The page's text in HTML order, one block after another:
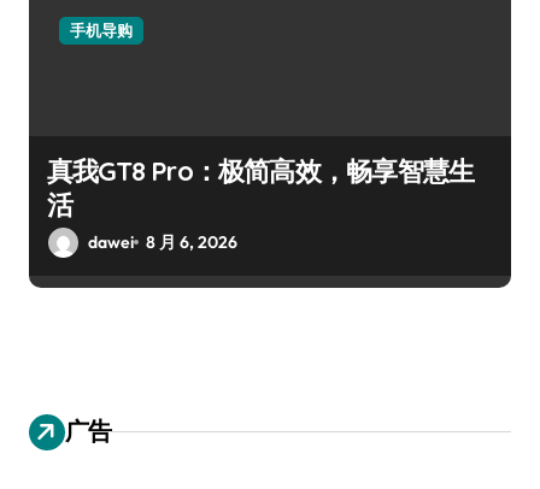
手机导购
真我GT8 Pro：极简高效，畅享智慧生
活
dawei 8 月 6, 2026
广告